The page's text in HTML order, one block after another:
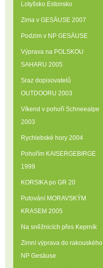
Lotyšsko.Estonsko
Zima v GESÄUSE 2007
Podzim v NP GESÄUSE
Výprava na POLSKOU
SAHARU 2005
Sraz dopisovatelů
OUTDOORU 2003
Víkend v pohoří Schneealpe
2003
Rychlebské hory 2004
Pohořím KAISERGEBIRGE
1999
KORSIKA po GR 20
Putování MORAVSKÝM
KRASEM 2005
Na sněžnicích přes Keprník
Zimní výprava do rakouského
NP Gesäuse